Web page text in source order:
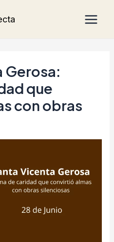
Gerosa:
que
con obras